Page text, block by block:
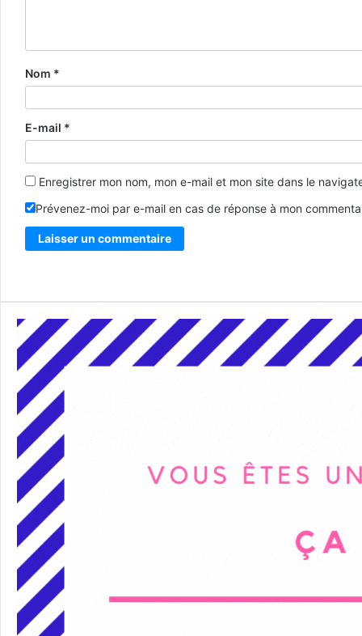
Nom *
E-mail *
Enregistrer mon nom, mon e-mail et mon site dans le
Prévenez-moi par e-mail en cas de réponse à mon